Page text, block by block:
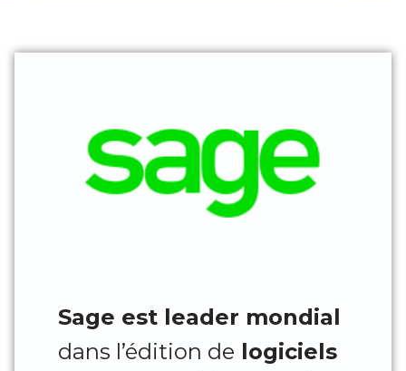
Sage est leader mondial
dans l’édition de logiciels